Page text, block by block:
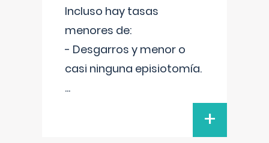
Incluso hay tasas
menores de:
- Desgarros y menor o
casi ninguna episiotomía.
...
+